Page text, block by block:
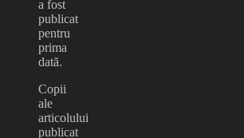
a fost
publicat
pentru
prima
dată.
Copii
ale
articolului
publicat